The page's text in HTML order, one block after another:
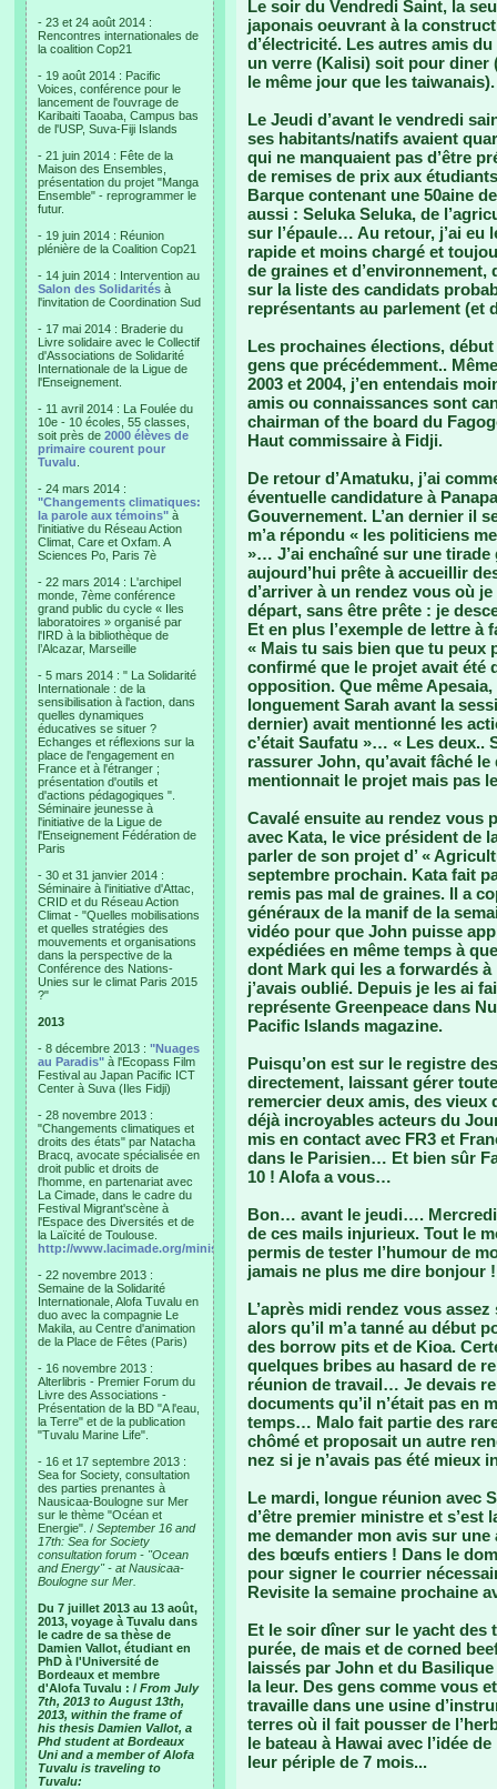
- 23 et 24 août 2014 :
Rencontres internationales de
la coalition Cop21
- 19 août 2014 : Pacific
Voices, conférence pour le
lancement de l'ouvrage de
Karibaiti Taoaba, Campus bas
de l'USP, Suva-Fiji Islands
- 21 juin 2014 : Fête de la
Maison des Ensembles,
présentation du projet "Manga
Ensemble" - reprogrammer le
futur.
- 19 juin 2014 : Réunion
plénière de la Coalition Cop21
- 14 juin 2014 : Intervention au
Salon des Solidarités à
l'invitation de Coordination Sud
- 17 mai 2014 : Braderie du
Livre solidaire avec le Collectif
d'Associations de Solidarité
Internationale de la Ligue de
l'Enseignement.
- 11 avril 2014 : La Foulée du
10e - 10 écoles, 55 classes,
soit près de 2000 élèves de
primaire courent pour
Tuvalu
- 24 mars 2014 :
"Changements climatiques:
la parole aux témoins" à
l'initiative du Réseau Action
Climat, Care et Oxfam. A
Sciences Po, Paris 7è
- 22 mars 2014 : L'archipel
monde, 7ème conférence
grand public du cycle « Iles
laboratoires » organisé par
l'IRD à la bibliothèque de
l’Alcazar, Marseille
- 5 mars 2014 : " La Solidarité
Internationale : de la
sensibilisation à l'action, dans
quelles dynamiques
éducatives se situer ?
Echanges et réflexions sur la
place de l'engagement en
France et à l'étranger ;
présentation d'outils et
d'actions pédagogiques ".
Séminaire jeunesse à
l'initiative de la Ligue de
l'Enseignement Fédération de
Paris
- 30 et 31 janvier 2014 :
Séminaire à l'initiative d'Attac,
CRID et du Réseau Action
Climat - "Quelles mobilisations
et quelles stratégies des
mouvements et organisations
dans la perspective de la
Conférence des Nations-
Unies sur le climat Paris 2015
?"
2013
- 8 décembre 2013 : "Nuages
au Paradis" à l'Ecopass Film
Festival au Japan Pacific ICT
Center à Suva (Iles Fidji)
- 28 novembre 2013 :
"Changements climatiques et
droits des états" par Natacha
Bracq, avocate spécialisée en
droit public et droits de
l'homme, en partenariat avec
La Cimade, dans le cadre du
Festival Migrant'scène à
l'Espace des Diversités et de
la Laïcité de Toulouse.
http://www.lacimade.org/minisites/migrantscene
- 22 novembre 2013 :
Semaine de la Solidarité
Internationale, Alofa Tuvalu en
duo avec la compagnie Le
Makila, au Centre d'animation
de la Place de Fêtes (Paris)
- 16 novembre 2013 :
Alterlibris - Premier Forum du
Livre des Associations -
Présentation de la BD "A l'eau,
la Terre" et de la publication
"Tuvalu Marine Life".
- 16 et 17 septembre 2013 :
Sea for Society, consultation
des parties prenantes à
Nausicaa-Boulogne sur Mer
sur le thème "Océan et
Energie". / September 16 and
17th: Sea for Society
consultation forum - "Ocean
and Energy" - at Nausicaa-
Boulogne sur Mer.
Du 7 juillet 2013 au 13 août,
2013, voyage à Tuvalu dans
le cadre de sa thèse de
Damien Vallot, étudiant en
PhD à l'Université de
Bordeaux et membre
d'Alofa Tuvalu : / From July
7th, 2013 to August 13th,
2013, within the frame of
his thesis Damien Vallot, a
Phd student at Bordeaux
Uni and a member of Alofa
Tuvalu is traveling to
Tuvalu:
Le soir du Vendredi Saint, la
japonais oeuvrant à la
d’électricité. Les autres amis
un verre (Kalisi) soit pour diner
le même jour que les taiwanais).
Le Jeudi d’avant le vendredi
ses habitants/natifs avaient
qui ne manquaient pas d’être
de remises de prix aux
Barque contenant une 50aine
aussi : Seluka Seluka, de
sur l’épaule… Au retour, j’ai
rapide et moins chargé et
de graines et d’environnement,
sur la liste des candidats
représentants au parlement (et
Les prochaines élections,
gens que précédemment..
2003 et 2004, j’en entendais
amis ou connaissances sont
chairman of the board du
Haut commissaire à Fidji.
De retour d’Amatuku, j’ai
éventuelle candidature à
Gouvernement. L’an dernier il
m’a répondu « les politiciens
»… J’ai enchaîné sur une tirade
aujourd’hui prête à accueillir
d’arriver à un rendez vous où
départ, sans être prête : je
Et en plus l’exemple de lettre
« Mais tu sais bien que tu peux
confirmé que le projet avait été
opposition. Que même
longuement Sarah avant la
dernier) avait mentionné les
c’était Saufatu »… « Les deux..
rassurer John, qu’avait fâché
mentionnait le projet mais pas
Cavalé ensuite au rendez vous
avec Kata, le vice président de
parler de son projet d’ «
septembre prochain. Kata fait
remis pas mal de graines. Il a
généraux de la manif de la
vidéo pour que John puisse
expédiées en même temps à
dont Mark qui les a forwardés
j’avais oublié. Depuis je les ai
représente Greenpeace dans
Pacific Islands magazine.
Puisqu’on est sur le registre
directement, laissant gérer
remercier deux amis, des vieux
déjà incroyables acteurs du
mis en contact avec FR3 et
dans le Parisien… Et bien sûr
10 ! Alofa a vous…
Bon… avant le jeudi…. Mercredi
de ces mails injurieux. Tout le
permis de tester l’humour de
jamais ne plus me dire bonjour !
L’après midi rendez vous
alors qu’il m’a tanné au début
des borrow pits et de Kioa.
quelques bribes au hasard de
réunion de travail… Je devais
documents qu’il n’était pas en
temps… Malo fait partie des
chômé et proposait un autre
nez si je n’avais pas été mieux
Le mardi, longue réunion avec
d’être premier ministre et s’est
me demander mon avis sur
des bœufs entiers ! Dans le
pour signer le courrier
Revisite la semaine prochaine
Et le soir dîner sur le yacht des
purée, de mais et de corned
laissés par John et du
la leur. Des gens comme vous
travaille dans une usine
terres où il fait pousser de
le bateau à Hawai avec l’idée
leur périple de 7 mois...